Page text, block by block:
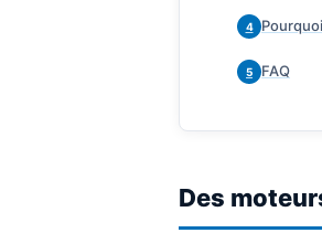
4
5 FAQ
Des